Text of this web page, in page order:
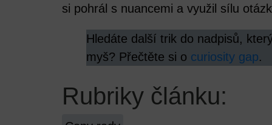
si pohrál s nuancemi a využil sílu
Hledáte další trik do nadpisů,
myš? Přečtěte si o curiosity gap.
Rubriky článku: